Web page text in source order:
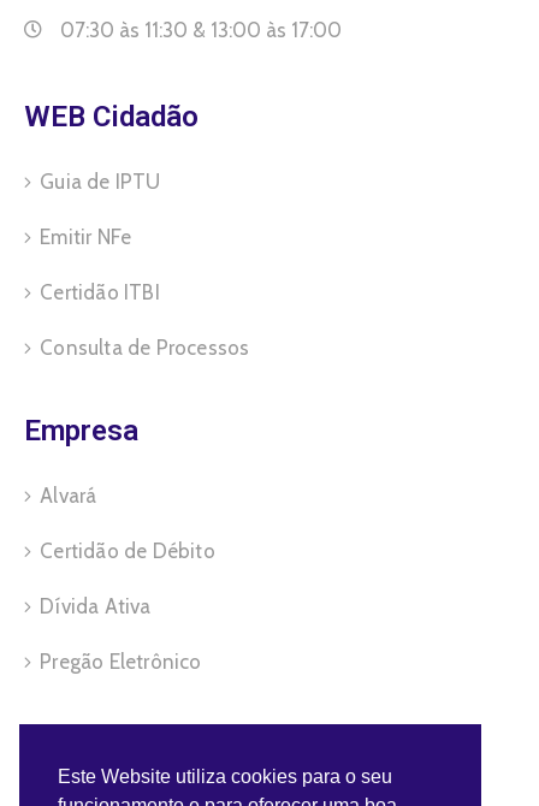
07:30 às 11:30 & 13:00 às 17:00
WEB Cidadão
Guia de IPTU
Emitir NFe
Certidão ITBI
Consulta de Processos
Empresa
Alvará
Certidão de Débito
Dívida Ativa
Pregão Eletrônico
Este Website utiliza cookies para o seu